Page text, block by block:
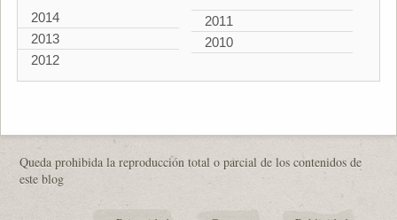
2014
2013
2012
2011
2010
Queda prohibida la reproducción total o parcial de los contenidos de
este blog